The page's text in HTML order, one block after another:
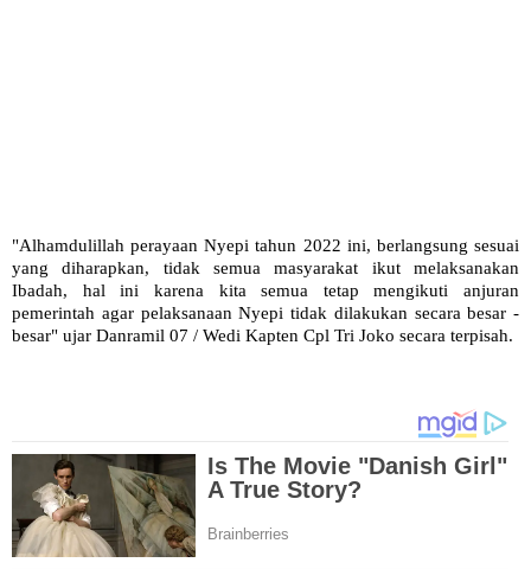
"Alhamdulillah perayaan Nyepi tahun 2022 ini, berlangsung sesuai
yang diharapkan, tidak semua masyarakat ikut melaksanakan
Ibadah, hal ini karena kita semua tetap mengikuti anjuran
pemerintah agar pelaksanaan Nyepi tidak dilakukan secara besar -
besar" ujar Danramil 07 / Wedi Kapten Cpl Tri Joko secara terpisah.